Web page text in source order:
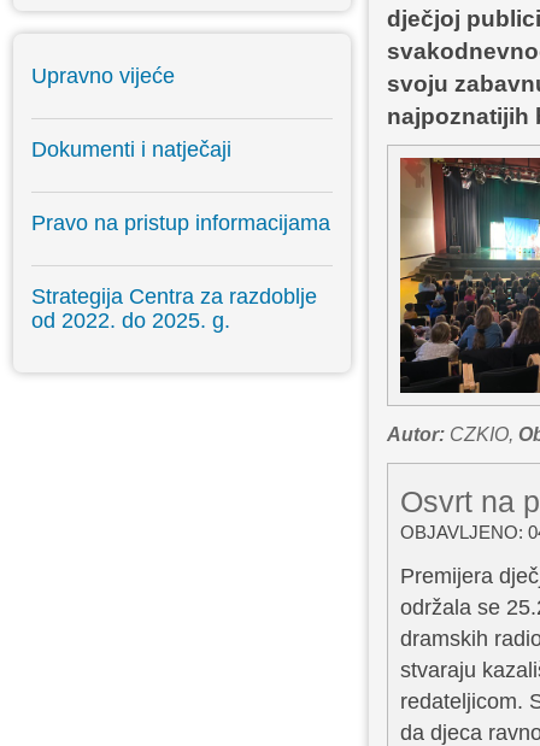
Upravno vijeće
Dokumenti i natječaji
Pravo na pristup informacijama
Strategija Centra za razdoblje
od 2022. do 2025. g.
dječjoj
svoju
najpoznatijih
Autor: CZKIO,
Osvrt na
OBJAVLJENO:
Premijera
održala se
dramskih
stvaraju
redateljicom.
da djeca